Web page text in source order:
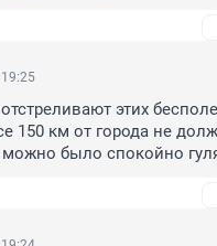
этих
150 км от города не
было спокойно